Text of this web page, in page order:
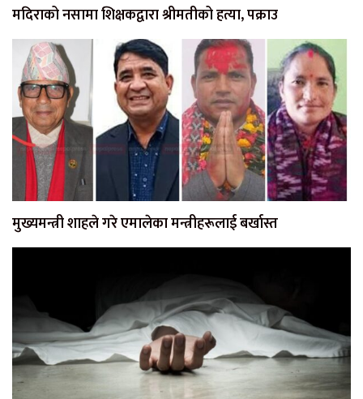
मदिराको नसामा शिक्षकद्वारा श्रीमतीको हत्या, पक्राउ
मुख्यमन्त्री शाहले गरे एमालेका मन्त्रीहरूलाई बर्खास्त